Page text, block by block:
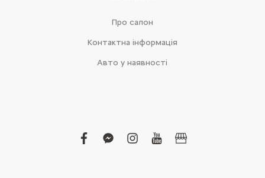
Про салон
Контактна інформація
Авто у наявності
facebook
facebook-
instagram
youtubebusiness